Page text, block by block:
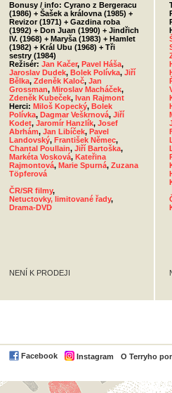
Bonusy / info: Cyrano z Bergeracu
(1986) + Šašek a královna (1985) +
Revizor (1971) + Gazdina roba
(1992) + Don Juan (1990) + Jindřich
IV. (1968) + Maryša (1983) + Hamlet
(1982) + Král Ubu (1968) + Tři
sestry (1984)
Režisér: Jan Kačer, Pavel Háša,
Jaroslav Dudek, Bolek Polívka, Jiří
Bělka, Zdeněk Kaloč, Jan
Grossman, Miroslav Macháček,
Zdeněk Kubeček, Ivan Rajmont
Herci: Miloš Kopecký, Bolek
Polívka, Dagmar Veškrnová, Jiří
Kodet, Jaromír Hanzlík, Josef
Abrhám, Jan Libíček, Pavel
Landovský, František Němec,
Chantal Poullain, Jiří Bartoška,
Markéta Vosková, Kateřina
Rajmontová, Marie Spurná, Zuzana
Töpferová
ČR/SR filmy,
Netuctovky, limitované řady,
Drama-DVD
NENÍ K PRODEJI
Facebook Instagram O Terryho